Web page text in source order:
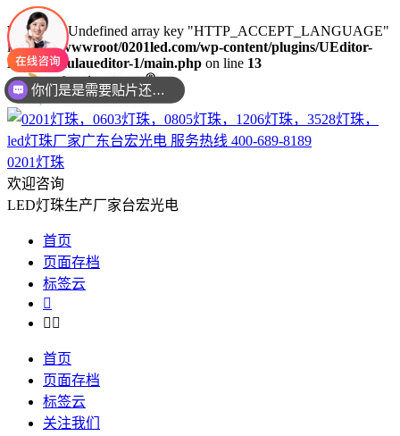
Warning
: Undefined array key "HTTP_ACCEPT_LANGUAGE"
in/www/wwwroot/0201led.com/wp-content/plugins/UEditor-
KityFormulaueditor-1/main.php on line 13
0201灯珠
欢迎咨询
LED灯珠生产厂家台宏光电
首页
页面存档
标签云

 
首页
页面存档
标签云
关注我们
你们是是需要贴片还是插件灯珠呢？